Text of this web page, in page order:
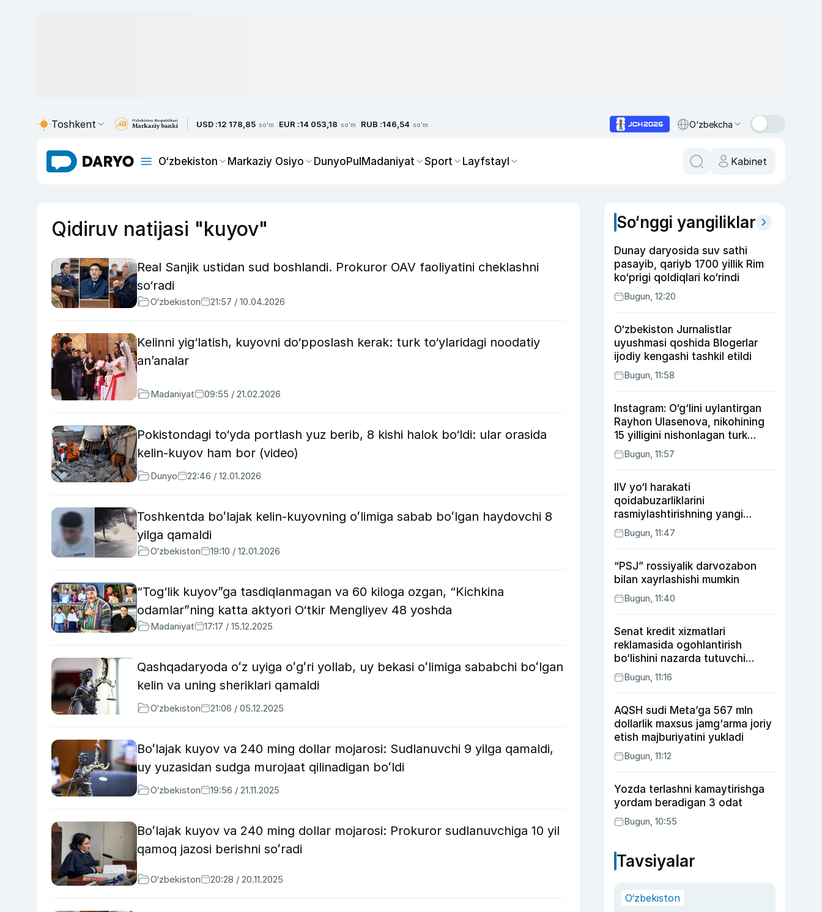
Toshkent USD :12 178,85 so'm EUR :14 053,18 so'm RUB :146,54 so'm O‘zbekcha
O‘zbekiston Markaziy Osiyo DunyoPulMadaniyat Sport Layfstayl Kabinet
Qidiruv natijasi "kuyov"
Real Sanjik ustidan sud boshlandi. Prokuror OAV faoliyatini cheklashni
so‘radi
O‘zbekiston 21:57 / 10.04.2026
Kelinni yig‘latish, kuyovni do‘pposlash kerak: turk to‘ylaridagi noodatiy
an’analar
Madaniyat 09:55 / 21.02.2026
Pokistondagi to‘yda portlash yuz berib, 8 kishi halok bo‘ldi: ular orasida
kelin-kuyov ham bor (video)
Dunyo 22:46 / 12.01.2026
Toshkentda boʻlajak kelin-kuyovning oʻlimiga sabab boʻlgan haydovchi 8
yilga qamaldi
O‘zbekiston 19:10 / 12.01.2026
“Tog‘lik kuyov”ga tasdiqlanmagan va 60 kiloga ozgan, “Kichkina
odamlar”ning katta aktyori O‘tkir Mengliyev 48 yoshda
Madaniyat 17:17 / 15.12.2025
Qashqadaryoda oʻz uyiga oʻgʻri yollab, uy bekasi oʻlimiga sababchi boʻlgan
kelin va uning sheriklari qamaldi
O‘zbekiston 21:06 / 05.12.2025
Boʻlajak kuyov va 240 ming dollar mojarosi: Sudlanuvchi 9 yilga qamaldi,
uy yuzasidan sudga murojaat qilinadigan boʻldi
O‘zbekiston 19:56 / 21.11.2025
Boʻlajak kuyov va 240 ming dollar mojarosi: Prokuror sudlanuvchiga 10 yil
qamoq jazosi berishni soʻradi
O‘zbekiston 20:28 / 20.11.2025
So‘nggi yangiliklar
Dunay daryosida suv sathi
pasayib, qariyb 1700 yillik Rim
ko‘prigi qoldiqlari ko‘rindi
Bugun, 12:20
O‘zbekiston Jurnalistlar
uyushmasi qoshida Blogerlar
ijodiy kengashi tashkil etildi
Bugun, 11:58
Instagram: O‘g‘lini uylantirgan
Rayhon Ulasenova, nikohining
15 yilligini nishonlagan turk
aktyorlari va Kamelot qasriga
sayohat qilgan Zebo Rahimova
Bugun, 11:57
IIV yo‘l harakati
qoidabuzarliklarini
rasmiylashtirishning yangi
tartibini taklif qildi
Bugun, 11:47
“PSJ” rossiyalik darvozabon
bilan xayrlashishi mumkin
Bugun, 11:40
Senat kredit xizmatlari
reklamasida ogohlantirish
bo‘lishini nazarda tutuvchi
qonunni ma’qulladi
Bugun, 11:16
AQSH sudi Meta’ga 567 mln
dollarlik maxsus jamg‘arma joriy
etish majburiyatini yukladi
Bugun, 11:12
Yozda terlashni kamaytirishga
yordam beradigan 3 odat
Bugun, 10:55
Tavsiyalar
O‘zbekiston